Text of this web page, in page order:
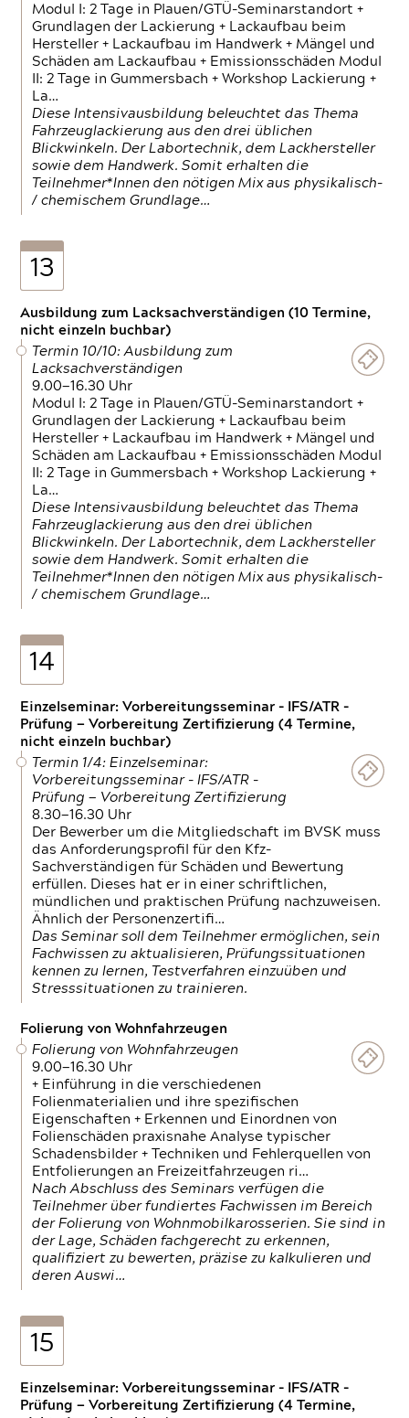
Modul I: 2 Tage in Plauen/GTÜ-Seminarstandort +
Grundlagen der Lackierung + Lackaufbau beim
Hersteller + Lackaufbau im Handwerk + Mängel und
Schäden am Lackaufbau + Emissionsschäden Modul
II: 2 Tage in Gummersbach + Workshop Lackierung +
La…
Diese Intensivausbildung beleuchtet das Thema
Fahrzeuglackierung aus den drei üblichen
Blickwinkeln. Der Labortechnik, dem Lackhersteller
sowie dem Handwerk. Somit erhalten die
Teilnehmer*Innen den nötigen Mix aus physikalisch-
/ chemischem Grundlage…
13
Ausbildung zum Lacksachverständigen (10 Termine,
nicht einzeln buchbar)
Termin 10/10: Ausbildung zum
Lacksachverständigen
9.00—16.30 Uhr
Modul I: 2 Tage in Plauen/GTÜ-Seminarstandort +
Grundlagen der Lackierung + Lackaufbau beim
Hersteller + Lackaufbau im Handwerk + Mängel und
Schäden am Lackaufbau + Emissionsschäden Modul
II: 2 Tage in Gummersbach + Workshop Lackierung +
La…
Diese Intensivausbildung beleuchtet das Thema
Fahrzeuglackierung aus den drei üblichen
Blickwinkeln. Der Labortechnik, dem Lackhersteller
sowie dem Handwerk. Somit erhalten die
Teilnehmer*Innen den nötigen Mix aus physikalisch-
/ chemischem Grundlage…
14
Einzelseminar: Vorbereitungsseminar - IFS/ATR -
Prüfung — Vorbereitung Zertifizierung (4 Termine,
nicht einzeln buchbar)
Termin 1/4: Einzelseminar:
Vorbereitungsseminar - IFS/ATR -
Prüfung — Vorbereitung Zertifizierung
8.30—16.30 Uhr
Der Bewerber um die Mitgliedschaft im BVSK muss
das Anforderungsprofil für den Kfz-
Sachverständigen für Schäden und Bewertung
erfüllen. Dieses hat er in einer schriftlichen,
mündlichen und praktischen Prüfung nachzuweisen.
Ähnlich der Personenzertifi…
Das Seminar soll dem Teilnehmer ermöglichen, sein
Fachwissen zu aktualisieren, Prüfungssituationen
kennen zu lernen, Testverfahren einzuüben und
Stresssituationen zu trainieren.
Folierung von Wohnfahrzeugen
Folierung von Wohnfahrzeugen
9.00—16.30 Uhr
+ Einführung in die verschiedenen
Folienmaterialien und ihre spezifischen
Eigenschaften + Erkennen und Einordnen von
Folienschäden praxisnahe Analyse typischer
Schadensbilder + Techniken und Fehlerquellen von
Entfolierungen an Freizeitfahrzeugen ri…
Nach Abschluss des Seminars verfügen die
Teilnehmer über fundiertes Fachwissen im Bereich
der Folierung von Wohnmobilkarosserien. Sie sind in
der Lage, Schäden fachgerecht zu erkennen,
qualifiziert zu bewerten, präzise zu kalkulieren und
deren Auswi…
15
Einzelseminar: Vorbereitungsseminar - IFS/ATR -
Prüfung — Vorbereitung Zertifizierung (4 Termine,